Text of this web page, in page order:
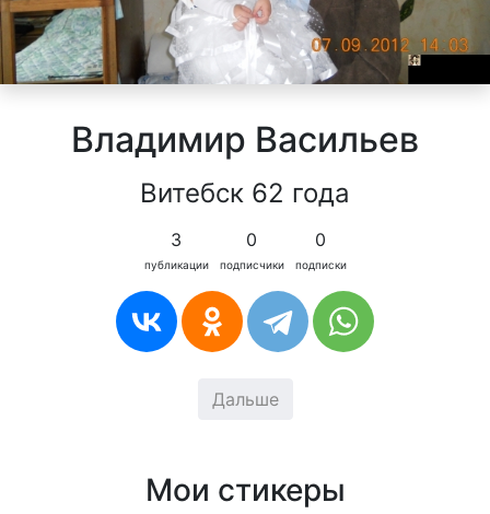
Владимир Васильев
Витебск 62 года
3
публикации
0
подписчики
0
подписки
Дальше
Мои стикеры